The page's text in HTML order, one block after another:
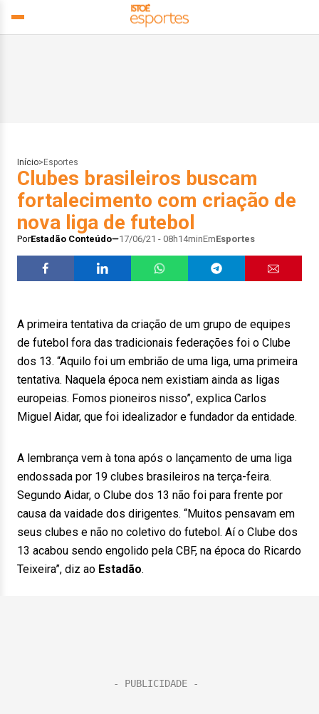
Início> Esportes
Clubes brasileiros buscam
fortalecimento com criação de
nova liga de futebol
PorEstadão Conteúdo 17/06/21 - 08h14minEmEsportes
A primeira tentativa da criação de um grupo de equipes
de futebol fora das tradicionais federações foi o Clube
dos 13. “Aquilo foi um embrião de uma liga, uma primeira
tentativa. Naquela época nem existiam ainda as ligas
europeias. Fomos pioneiros nisso”, explica Carlos
Miguel Aidar, que foi idealizador e fundador da entidade.
A lembrança vem à tona após o lançamento de uma liga
endossada por 19 clubes brasileiros na terça-feira.
Segundo Aidar, o Clube dos 13 não foi para frente por
causa da vaidade dos dirigentes. “Muitos pensavam em
seus clubes e não no coletivo do futebol. Aí o Clube dos
13 acabou sendo engolido pela CBF, na época do Ricardo
Teixeira”, diz ao Estadão.